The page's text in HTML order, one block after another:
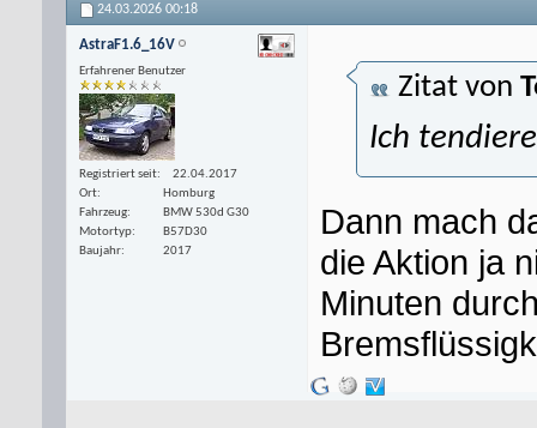
24.03.2026 00:18
AstraF1.6_16V
Erfahrener Benutzer
Registriert seit
22.04.2017
Ort
Homburg
Fahrzeug
BMW 530d G30
Motortyp
B57D30
Baujahr
2017
Zitat von
Ich
Dann mach
die Aktion ja
Minuten